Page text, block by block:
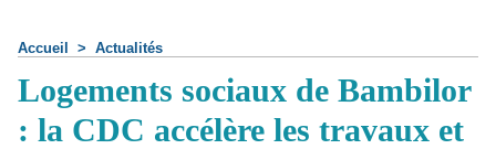
Accueil > Actualités
Logements sociaux de Bambilor
: la CDC accélère les travaux et